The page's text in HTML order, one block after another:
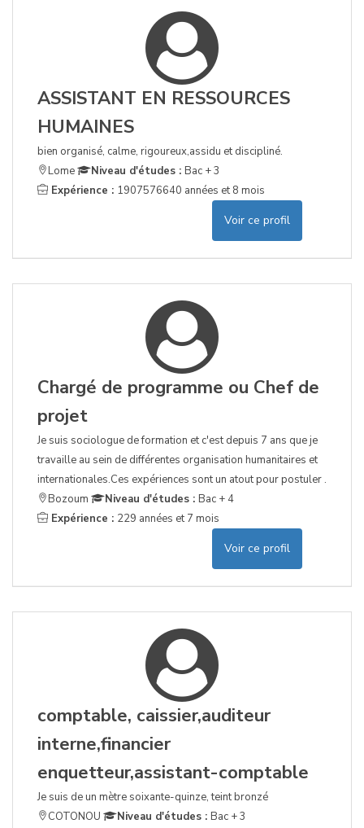
ASSISTANT EN RESSOURCES
HUMAINES
bien organisé, calme, rigoureux,assidu et discipliné.
Lome
Niveau d'études : Bac + 3
Expérience : 1907576640 années et 8 mois
Voir ce profil
Chargé de programme ou Chef de
projet
Je suis sociologue de formation et c'est depuis 7 ans que je
travaille au sein de différentes organisation humanitaires et
internationales.Ces expériences sont un atout pour postuler .
Bozoum
Niveau d'études : Bac + 4
Expérience : 229 années et 7 mois
Voir ce profil
comptable, caissier,auditeur
interne,financier
enquetteur,assistant-comptable
Je suis de un mètre soixante-quinze, teint bronzé
COTONOU
Niveau d'études : Bac + 3